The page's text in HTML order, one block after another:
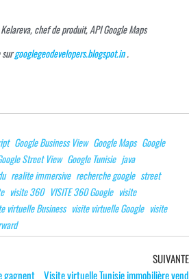
chef de produit, API Google Maps
surgooglegeodevelopers.blogspot.in.
Google Business View Google Maps Google
Street View Google Tunisie java
realite immersive recherche google street
visite 360 VISITE 360 Google visite
virtuelle Business visite virtuelle Google visite
gagnent
SUIVANTE
Visite virtuelle Tunisie immobilière vend